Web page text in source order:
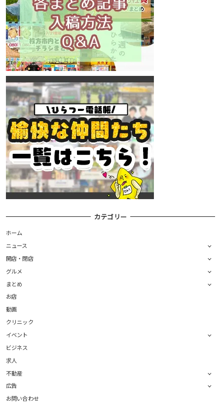
カテゴリー
ホーム
ニュース
開店・閉店
グルメ
まとめ
お店
動画
クリニック
イベント
ビジネス
求人
不動産
広告
お問い合わせ